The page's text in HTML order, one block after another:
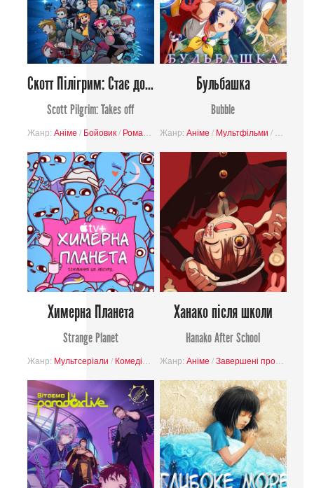
Скотт Пілігрим: Стає до бою
Scott Pilgrim: Takes off
Жанр: Аніме / Бойовик/ Романтика /Комедія/ Пригоди/Музичний
Бульбашка
Bubble
Жанр: Аніме / Мультфільми /
Химерна Планета
Strange Planet
Жанр: Мультсеріали / Комедія Буденність/Фантастика/Завершені
Ханако після школи
Hanako After School
Жанр: Аніме /Завершені проєкти